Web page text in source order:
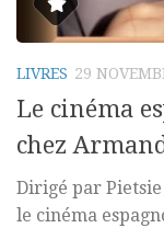
LIVRES 29
Le cinéma
chez
Dirigé par Pietsie
le cinéma